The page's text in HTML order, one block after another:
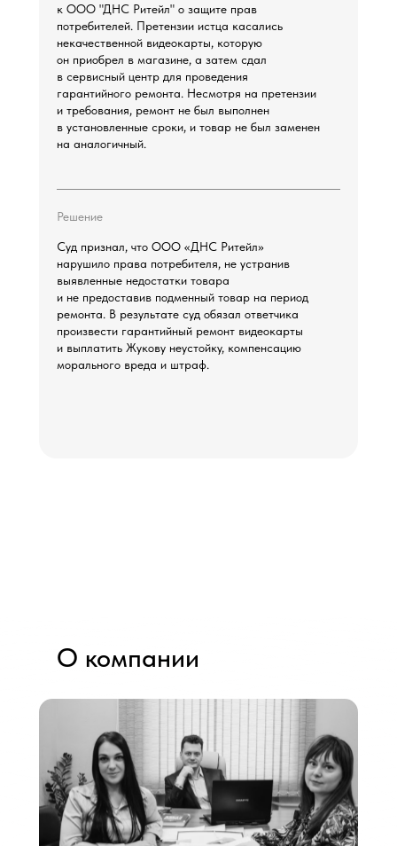
к ООО "ДНС Ритейл" о защите прав
потребителей. Претензии истца касались
некачественной видеокарты, которую
он приобрел в магазине, а затем сдал
в сервисный центр для проведения
гарантийного ремонта. Несмотря на претензии
и требования, ремонт не был выполнен
в установленные сроки, и товар не был заменен
на аналогичный.
Суд признал, что ООО «ДНС Ритейл»
нарушило права потребителя, не устранив
выявленные недостатки товара
и не предоставив подменный товар на период
ремонта. В результате суд обязал ответчика
произвести гарантийный ремонт видеокарты
и выплатить Жукову неустойку, компенсацию
морального вреда и штраф.
Решение
О компании